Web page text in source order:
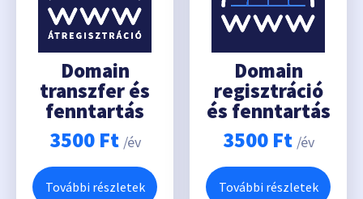
Domain
transzfer és
fenntartás
3500 Ft /év
További részletek
Domain
regisztráció
és fenntartás
3500 Ft /év
További részletek